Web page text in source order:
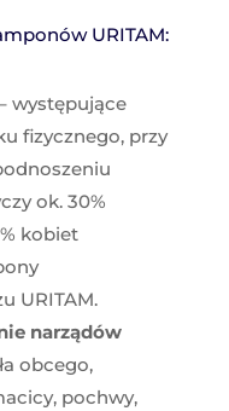
URITAM:
występujące
fizycznego, przy
ok. 30%
kobiet
URITAM.
narządów
obcego,
pochwy,